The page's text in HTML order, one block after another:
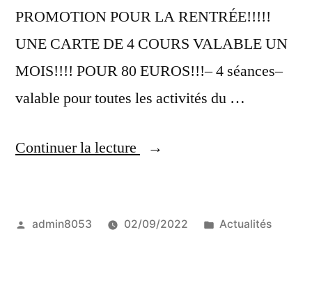
PROMOTION POUR LA RENTRÉE!!!!!
UNE CARTE DE 4 COURS VALABLE UN
MOIS!!!! POUR 80 EUROS!!!– 4 séances–
valable pour toutes les activités du …
Continuer la lecture
« PROMOTION
RENTRÉE
Publié
admin8053 02/09/2022
Publié
Actualités